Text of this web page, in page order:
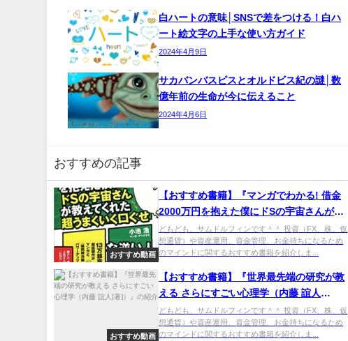
白ハートの意味│SNSで差をつける！白ハ
ート絵文字の上手な使い方ガイド
2024年4月9日
サカバンバスピスとオルドビス紀の謎│数
億年前の生命が今に伝えること
2024年4月6日
おすすめの記事
おすすめ動画
【おすすめ書籍】『マンガでわかる! 借金
2000万円を抱えた僕にドSの宇宙さんが教
えてくれた超うまくいく口ぐせ（小池 浩
[著], アベナオミ[イラスト]）』の紹介
どもども、サムドルフィンです＾＾ 投資（FX、株、仮
想通貨）や資産運用、資金管理、お金持ちになるため
のマインドに関するおすすめ書籍を紹介しま...
おすすめ動画
【おすすめ書籍】『世界最先端の研究が教
える さらにすごい心理学（内藤 誼人
[著]）』の紹介
どもども、サムドルフィンです＾＾ 投資（FX、株、仮
想通貨）や資産運用、資金管理、お金持ちになるため
のマインドに関するおすすめ書籍を紹介しま...